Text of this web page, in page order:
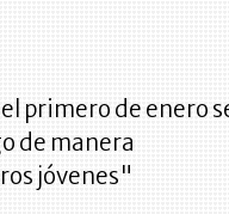
primero de enero
de manera
jóvenes"